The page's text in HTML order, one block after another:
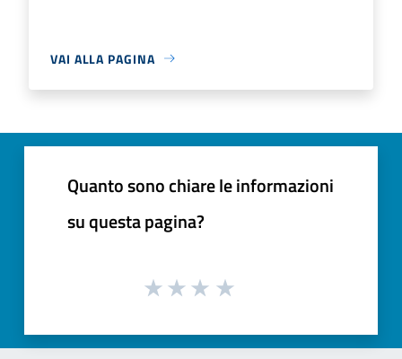
VAI ALLA PAGINA
Quanto sono chiare le informazioni
su questa pagina?